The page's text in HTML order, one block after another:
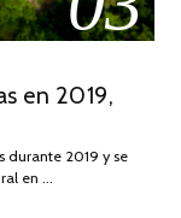
en 2019,
durante 2019 y se
en …